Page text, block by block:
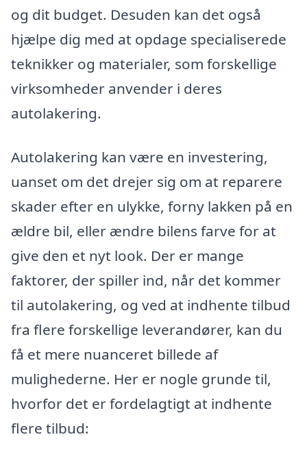
og dit budget. Desuden kan det også
hjælpe dig med at opdage specialiserede
teknikker og materialer, som forskellige
virksomheder anvender i deres
autolakering.
Autolakering kan være en investering,
uanset om det drejer sig om at reparere
skader efter en ulykke, forny lakken på en
ældre bil, eller ændre bilens farve for at
give den et nyt look. Der er mange
faktorer, der spiller ind, når det kommer
til autolakering, og ved at indhente tilbud
fra flere forskellige leverandører, kan du
få et mere nuanceret billede af
mulighederne. Her er nogle grunde til,
hvorfor det er fordelagtigt at indhente
flere tilbud: